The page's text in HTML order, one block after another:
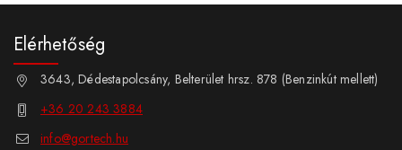
Elérhetőség
3643, Dédestapolcsány, Belterület hrsz. 878 (Benzinkút mellett)
+36 20 243 3884
info@gortech.hu